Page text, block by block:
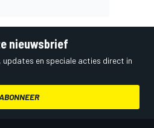
nieuwsbrief
en speciale acties direct in